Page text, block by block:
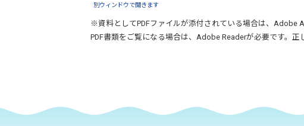
別ウィンドウで開きます
※資料としてPDFファイルが添付されている場合は、 Adobe
PDF書類をご覧になる場合は、 Adobe Readerが必要です。正